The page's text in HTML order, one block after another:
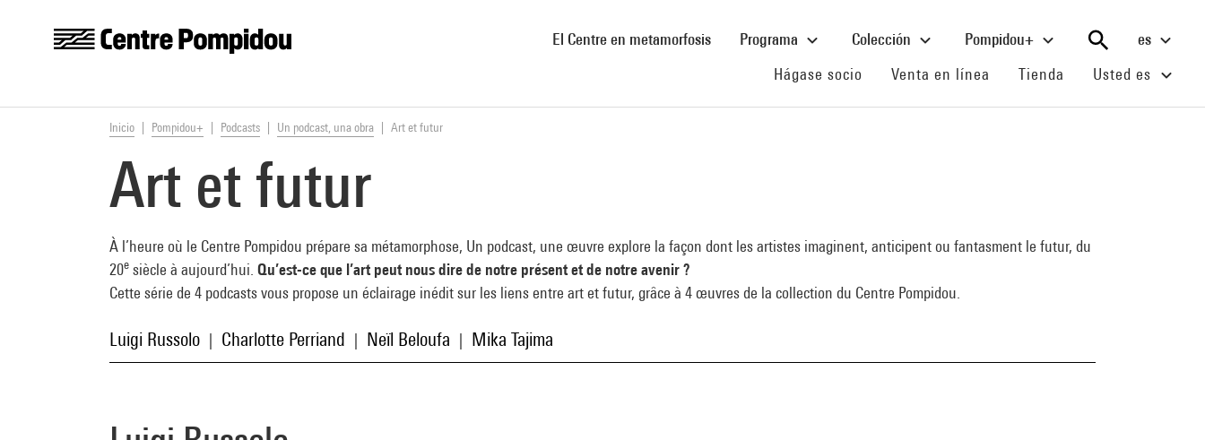
El Centre en metamorfosis(current)Programa Colección Pompidou+
es
Hágase socio (current)
Venta en línea (current)
Tienda (current)
Usted es
You are here:
Inicio Pompidou+ Podcasts Un podcast, una obra Art et futur
Art et futur
À l’heure où le Centre Pompidou prépare sa métamorphose, Un podcast, une œuvre explore la façon dont les artistes imaginent, anticipent ou fantasment le futur, du
20e siècle à aujourd’hui. Qu’est-ce que l’art peut nous dire de notre présent et de notre avenir ?
Cette série de 4 podcasts vous propose un éclairage inédit sur les liens entre art et futur, grâce à 4 œuvres de la collection du Centre Pompidou.
Luigi Russolo Charlotte Perriand Neïl Beloufa Mika Tajima